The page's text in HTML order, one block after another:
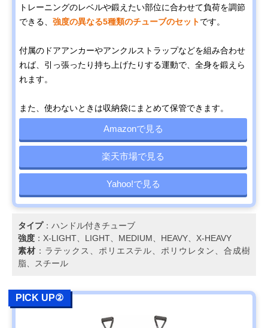
トレーニングのレベルや鍛えたい部位に合わせて負荷を調節
できる、 強度の異なる5種類のチューブのセットです。
付属のドアアンカーやアンクルストラップなどを組み合わせ
れば、引っ張ったり持ち上げたりする運動で、全身を鍛えら
れます。
また、使わないときは収納袋にまとめて保管できます。
Amazonで見る
楽天市場で見る
Yahoo!で見る
タイプ：ハンドル付きチューブ
強度 ：X-LIGHT、LIGHT、MEDIUM、HEAVY、X-HEAVY
素材 ：ラテックス、ポリエステル、ポリウレタン、合成樹
脂、スチール
PICK UP②